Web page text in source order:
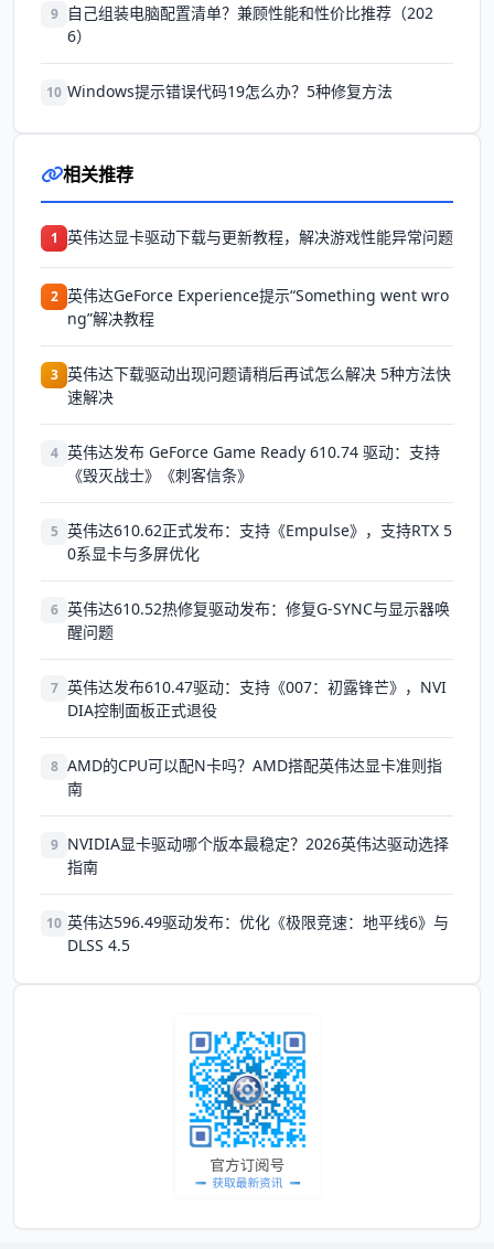
9
自己组装电脑配置清单？兼顾性能和性价比推荐（202
6）
10 Windows提示错误代码19怎么办？5种修复方法
相关推荐
1 英伟达显卡驱动下载与更新教程，解决游戏性能异常问题
2 英伟达GeForce Experience提示“Something went wro
ng”解决教程
3 英伟达下载驱动出现问题请稍后再试怎么解决 5种方法快
速解决
4 英伟达发布 GeForce Game Ready 610.74 驱动：支持
《毁灭战士》《刺客信条》
5 英伟达610.62正式发布：支持《Empulse》，支持RTX 5
0系显卡与多屏优化
6 英伟达610.52热修复驱动发布：修复G-SYNC与显示器唤
醒问题
7 英伟达发布610.47驱动：支持《007：初露锋芒》，NVI
DIA控制面板正式退役
8 AMD的CPU可以配N卡吗？AMD搭配英伟达显卡准则指
南
9 NVIDIA显卡驱动哪个版本最稳定？2026英伟达驱动选择
指南
10 英伟达596.49驱动发布：优化《极限竞速：地平线6》与
DLSS 4.5